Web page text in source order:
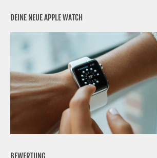
DEINE NEUE APPLE WATCH